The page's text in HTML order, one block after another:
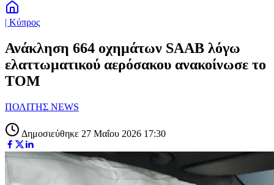
| Κύπρος
Ανάκληση 664 οχημάτων SAAB λόγω
ελαττωματικού αερόσακου ανακοίνωσε το
ΤΟΜ
ΠΟΛΙΤΗΣ NEWS
Δημοσιεύθηκε 27 Μαΐου 2026 17:30